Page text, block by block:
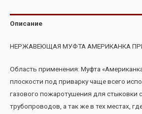
Описание
НЕРЖАВЕЮЩАЯ МУФТА АМЕРИКАНКА
Область применения: Муфта
плоскости под приварку чаще всего
газового пожаротушения для стыковки
трубопроводов, а так же в тех местах,